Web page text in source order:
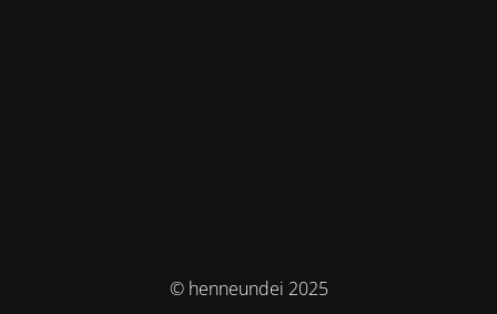
© henneundei 2025